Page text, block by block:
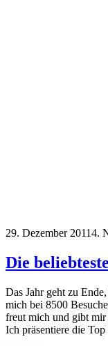
29. Dezember 20114.
Die
Das Jahr geht zu
mich bei 8500
freut mich und gibt
Ich präsentiere die